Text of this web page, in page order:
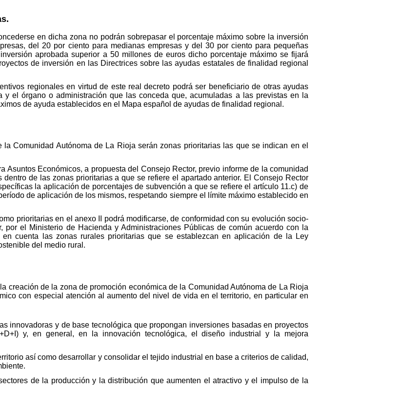
en dicha zona no podrán sobrepasar el porcentaje máximo sobre la inversión
del 20 por ciento para medianas empresas y del 30 por ciento para pequeñas
aprobada superior a 50 millones de euros dicho porcentaje máximo se fijará
de inversión en las Directrices sobre las ayudas estatales de finalidad regional
regionales en virtud de este real decreto podrá ser beneficiario de otras ayudas
y el órgano o administración que las conceda que, acumuladas a las previstas en la
de ayuda establecidos en el Mapa español de ayudas de finalidad regional.
Comunidad Autónoma de La Rioja serán zonas prioritarias las que se indican en el
Asuntos Económicos, a propuesta del Consejo Rector, previo informe de la comunidad
de las zonas prioritarias a que se refiere el apartado anterior. El Consejo Rector
la aplicación de porcentajes de subvención a que se refiere el artículo 11.c) de
de aplicación de los mismos, respetando siempre el límite máximo establecido en
prioritarias en el anexo II podrá modificarse, de conformidad con su evolución socio-
por el Ministerio de Hacienda y Administraciones Públicas de común acuerdo con la
en cuenta las zonas rurales prioritarias que se establezcan en aplicación de la Ley
del medio rural.
creación de la zona de promoción económica de la Comunidad Autónoma de La Rioja
con especial atención al aumento del nivel de vida en el territorio, en particular en
innovadoras y de base tecnológica que propongan inversiones basadas en proyectos
y, en general, en la innovación tecnológica, el diseño industrial y la mejora
así como desarrollar y consolidar el tejido industrial en base a criterios de calidad,
de la producción y la distribución que aumenten el atractivo y el impulso de la